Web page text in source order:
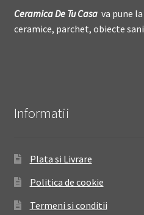
Ceramica DeTu Casava pune
ceramice, parchet, obiecte
Informatii
Plata si Livrare
Politica de cookie
Termeni si conditii